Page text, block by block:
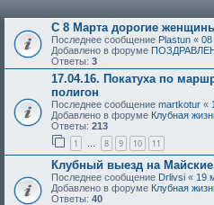
С 8 Марта дорогие
Последнее сообщение Plastun « 08
Добавлено в форуме
Ответы: 3
17.04.16. Покатуха по
полигон
Последнее сообщение martkotur «
Добавлено в форуме Клубная
Ответы: 213
1 … 8 9 10 11
Клубный выезд на
Последнее сообщение Drlivsi « 19
Добавлено в форуме Клубная
Ответы: 40